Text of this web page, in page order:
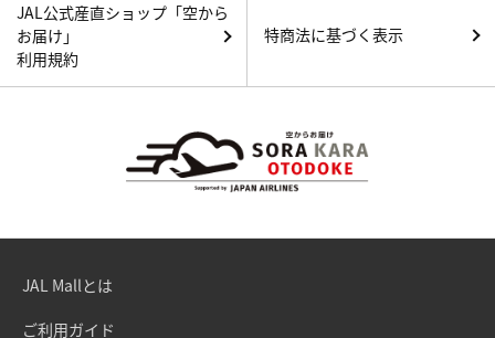
JAL公式産直ショップ「空から
お届け」
利用規約
特商法に基づく表示
JAL Mallとは
ご利用ガイド